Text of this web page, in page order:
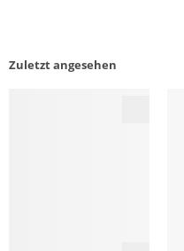
Zuletzt angesehen